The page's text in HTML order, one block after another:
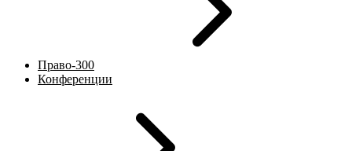
Право-300
Конференции